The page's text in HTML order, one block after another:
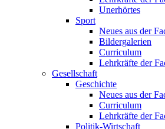
Unerhörtes
Sport
Neues aus der
Bildergalerien
Curriculum
Lehrkräfte der
Gesellschaft
Geschichte
Neues aus der
Curriculum
Lehrkräfte der
Politik-Wirtschaft